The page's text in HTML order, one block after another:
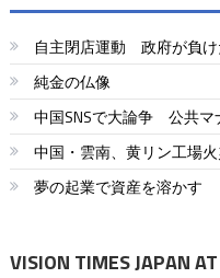
自主閉店運動 政府が負け
純金の仏像
中国SNSで大論争 公共マ
中国・雲南、黄リン工場
夢の起業で資産を溶かす
VISION TIMES JAPAN